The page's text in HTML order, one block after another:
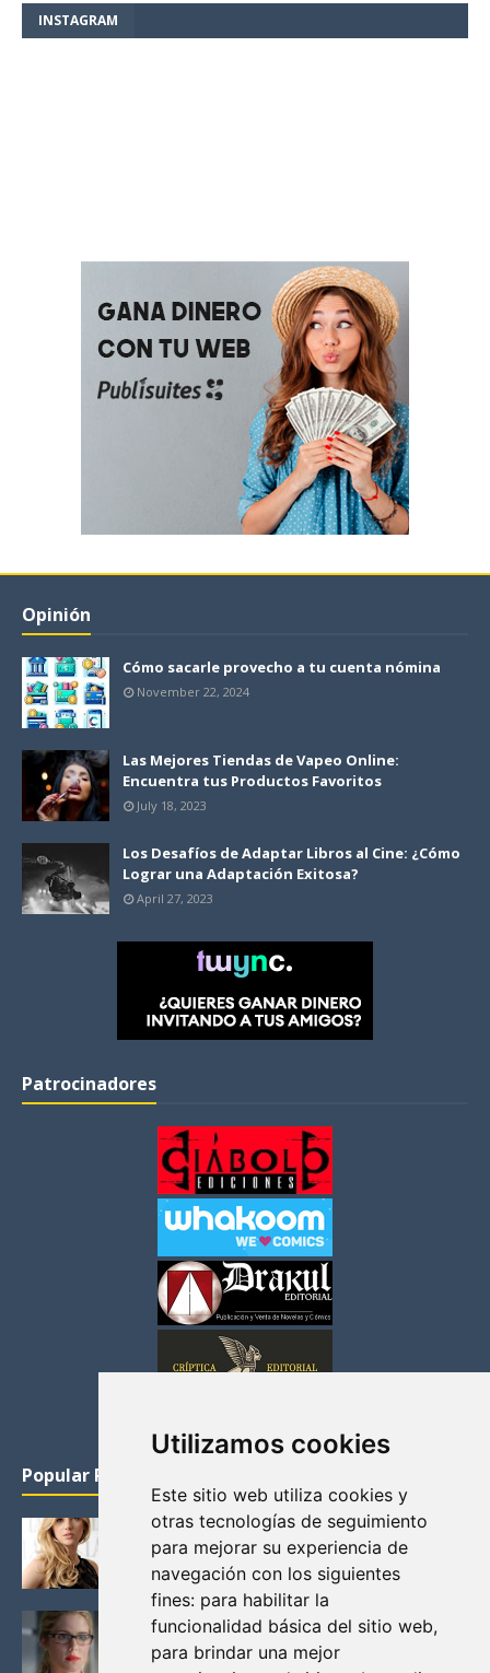
Utilizamos cookies
Este sitio web utiliza cookies y
otras tecnologías de seguimiento
para mejorar su experiencia de
navegación con los siguientes
fines: para habilitar la
funcionalidad básica del sitio web,
para brindar una mejor
INSTAGRAM
Opinión
Cómo sacarle provecho a tu cuenta nómina
November 22, 2024
Las Mejores Tiendas de Vapeo Online:
Encuentra tus Productos Favoritos
July 18, 2023
Los Desafíos de Adaptar Libros al Cine: ¿Cómo
Lograr una Adaptación Exitosa?
April 27, 2023
Patrocinadores
Popular Posts
KATHERYN WINNICK: LA ACTRIZ MAS GUAPA DE
VIKINGOS
Junio 14, 2013
FELICITY (EMILY BETT RICKARDS), LAS FOTOS
MAS BONITAS DE LA ALIADA DE ARROW
Noviembre 30, 2013